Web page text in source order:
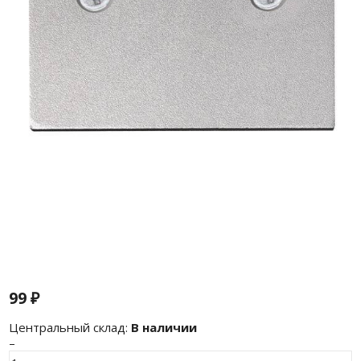
99₽
Центральный склад: В наличии
–